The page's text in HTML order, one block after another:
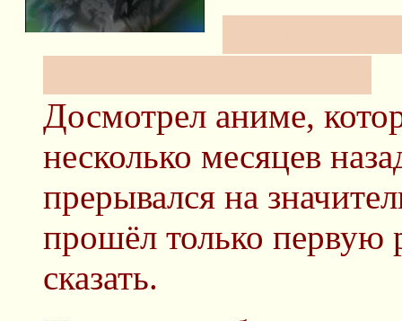
Досмотрел аниме,
несколько месяцев
прерывался на
прошёл только первую
сказать.